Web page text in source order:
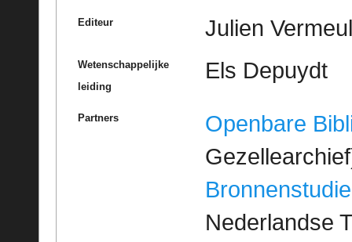
Editeur Julien
Wetenschappelijke
leiding
Els Depuydt
Partners
Openbare
Bronnenstudie
Nederlandse